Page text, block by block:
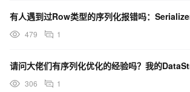
479 1
306 1